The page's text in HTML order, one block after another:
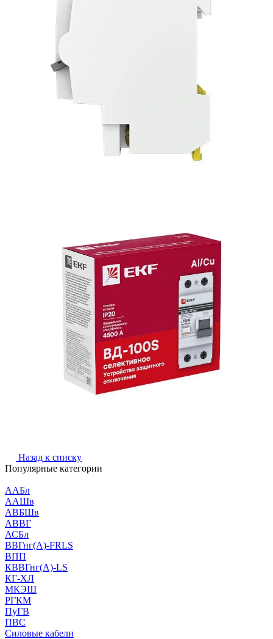
Назад к списку
Популярные категории
ААБл
ААШв
АВБШв
АВВГ
АСБл
ВВГнг(А)-FRLS
ВПП
КВВГнг(А)-LS
КГ-ХЛ
МКЭШ
РГКМ
ПуГВ
ПВС
Силовые кабели